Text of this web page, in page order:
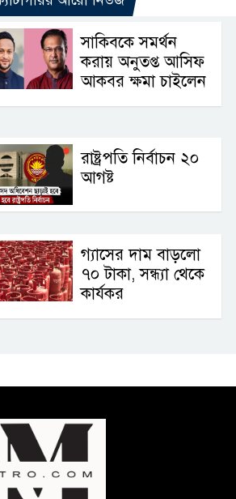
সাকিবকে সমর্থন
করায় অনুতপ্ত আসিফ
আকবর ক্ষমা চাইলেন
রাষ্ট্রপতি নির্বাচন ২০
আগষ্ট
গ্যাসের দাম বাড়লো
৭০ টাকা, সন্ধ্যা থেকে
কার্যকর